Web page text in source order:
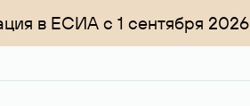
в ЕСИА с 1 сентября 2026